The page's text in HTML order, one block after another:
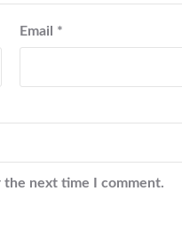
Email *
the next time I comment.